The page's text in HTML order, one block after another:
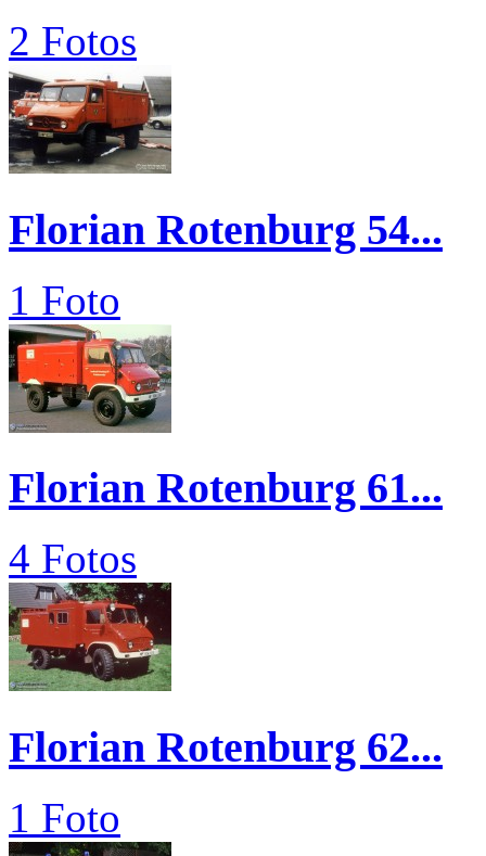
2 Fotos
Florian Rotenburg 54...
1 Foto
Florian Rotenburg 61...
4 Fotos
Florian Rotenburg 62...
1 Foto